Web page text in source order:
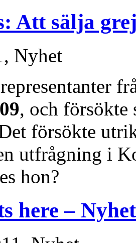
Att sälja
Nyhet
, och försökte
försökte
utfrågning i
hon?
here –